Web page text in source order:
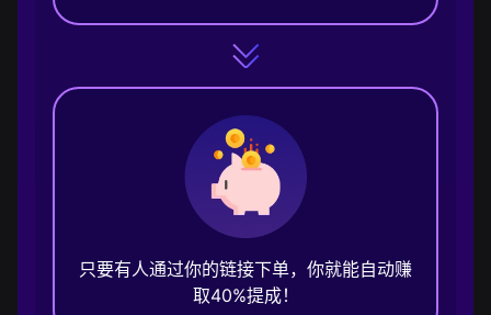
只要有人通过你的链接下单，你就能自动赚
取40%提成！